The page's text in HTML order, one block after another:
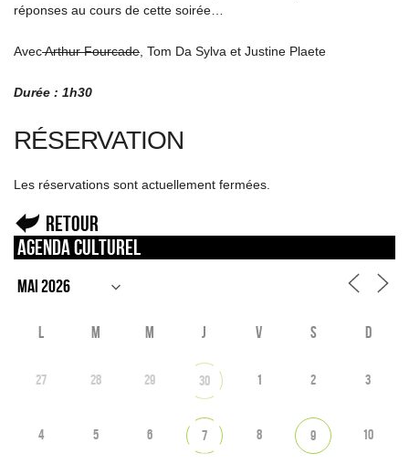
réponses au cours de cette soirée…
AvecArthur Fourcade , Tom Da Sylva et Justine Plaete
Durée : 1h30
RÉSERVATION
Les réservations sont actuellement fermées.
Retour
Agenda culturel
L M M J V S D
27 28 29 30 1 2 3
4 5 6 7 8 9 10